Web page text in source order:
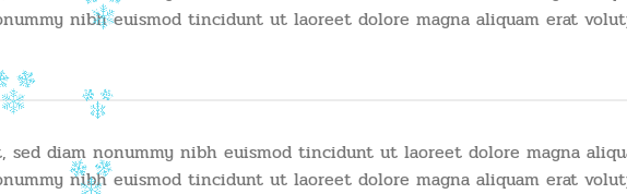
nibh euismod tincidunt ut laoreet dolore magna aliquam erat
diam nonummy nibh euismod tincidunt ut laoreet dolore magna
nibh euismod tincidunt ut laoreet dolore magna aliquam erat